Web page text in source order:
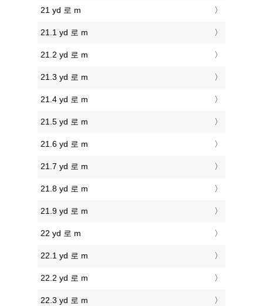
21 yd 로 m
21.1 yd 로 m
21.2 yd 로 m
21.3 yd 로 m
21.4 yd 로 m
21.5 yd 로 m
21.6 yd 로 m
21.7 yd 로 m
21.8 yd 로 m
21.9 yd 로 m
22 yd 로 m
22.1 yd 로 m
22.2 yd 로 m
22.3 yd 로 m